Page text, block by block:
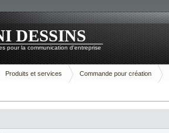
DESSINS
pour la communication d'entreprise
Produits et services Commande pour création